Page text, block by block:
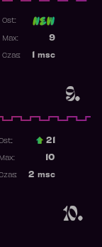
9.
Ost:
9
Max:
msc
Czas:
10.
21
10
Max:
2 msc